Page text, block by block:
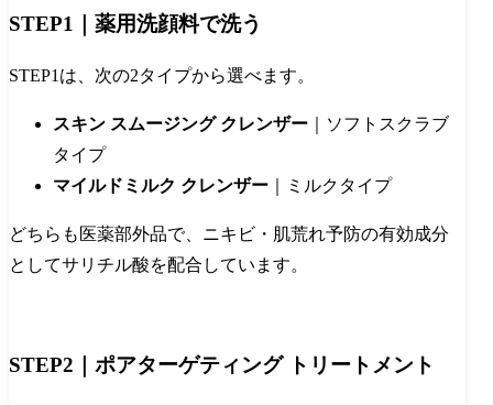
STEP1｜薬用洗顔料で洗う
STEP1は、次の2タイプから選べます。
スキン スムージング クレンザー ｜ソフトスクラブ
タイプ
マイルドミルク クレンザー ｜ミルクタイプ
どちらも医薬部外品で、ニキビ・肌荒れ予防の有効成分
としてサリチル酸を配合しています。
STEP2｜ポアターゲティング トリートメント